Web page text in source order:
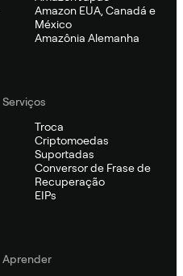
Amazon EUA, Canadá e
México
Amazônia Alemanha
Serviços
Troca
Criptomoedas
Suportadas
Conversor de Frase de
Recuperação
EIPs
Aprender